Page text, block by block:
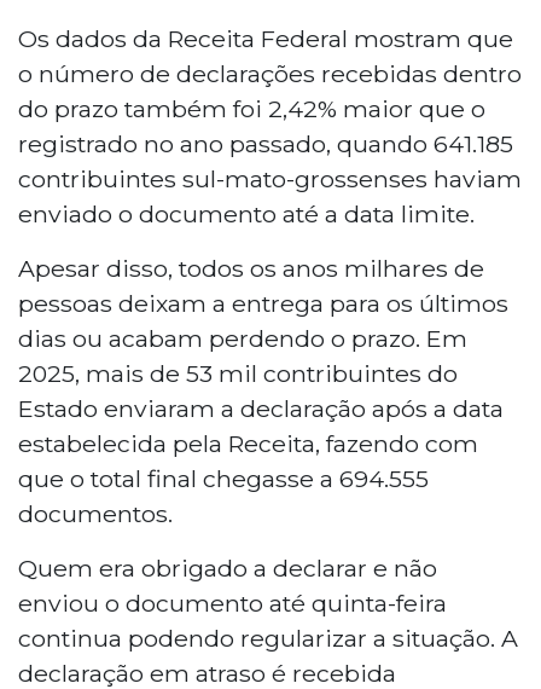
Os dados da Receita Federal mostram que
o número de declarações recebidas dentro
do prazo também foi 2,42% maior que o
registrado no ano passado, quando 641.185
contribuintes sul-mato-grossenses haviam
enviado o documento até a data limite.
Apesar disso, todos os anos milhares de
pessoas deixam a entrega para os últimos
dias ou acabam perdendo o prazo. Em
2025, mais de 53 mil contribuintes do
Estado enviaram a declaração após a data
estabelecida pela Receita, fazendo com
que o total final chegasse a 694.555
documentos.
Quem era obrigado a declarar e não
enviou o documento até quinta-feira
continua podendo regularizar a situação. A
declaração em atraso é recebida